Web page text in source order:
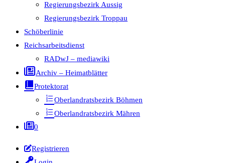
Regierungsbezirk Aussig
Regierungsbezirk Troppau
Schöberlinie
Reichsarbeitsdienst
RADwJ – mediawiki
Archiv – Heimatblätter
Protektorat
Oberlandratsbezirk Böhmen
Oberlandratsbezirk Mähren
0
Registrieren